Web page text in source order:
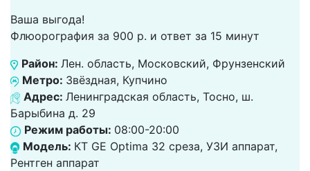
Ваша выгода!
Флюорография за 900 р. и ответ за 15 минут
Район: Лен. область, Московский, Фрунзенский
Метро: Звёздная, Купчино
Адрес: Ленинградская область, Тосно, ш.
Барыбина д. 29
Режим работы: 08:00-20:00
Модель: КТ GE Optima 32 среза, УЗИ аппарат,
Рентген аппарат